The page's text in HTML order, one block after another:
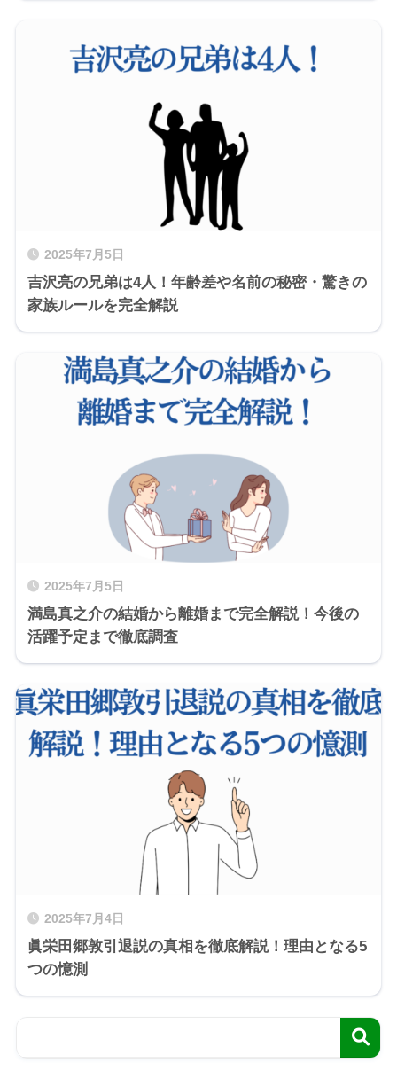
2025年7月5日
吉沢亮の兄弟は4人！年齢差や名前の秘密・驚きの
家族ルールを完全解説
2025年7月5日
満島真之介の結婚から離婚まで完全解説！今後の
活躍予定まで徹底調査
2025年7月4日
眞栄田郷敦引退説の真相を徹底解説！理由となる5
つの憶測